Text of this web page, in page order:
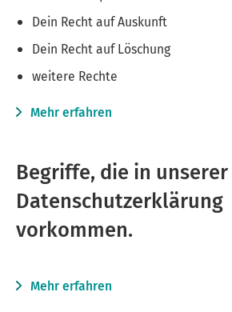
Dein Recht auf Auskunft
Dein Recht auf Löschung
weitere Rechte
Mehr erfahren
Begriffe, die in unserer
Datenschutzerklärung
vorkommen.
Mehr erfahren